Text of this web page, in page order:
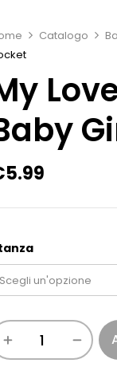
Catalogo
5.99